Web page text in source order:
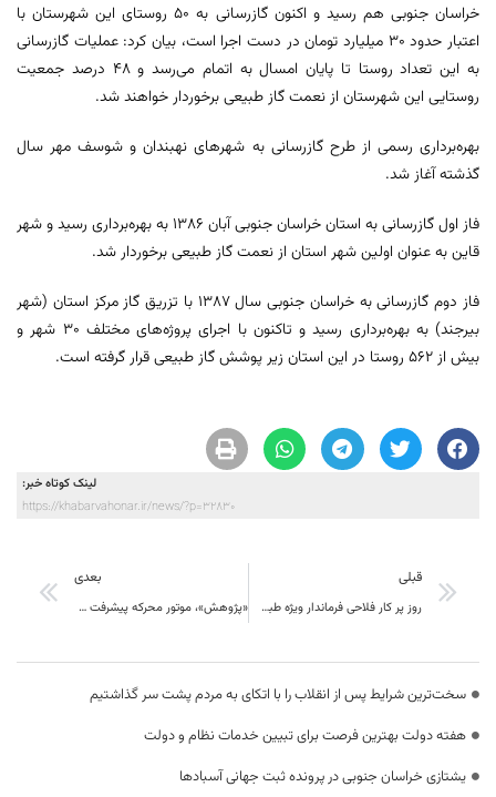
خراسان جنوبی هم رسید و اکنون گازرسانی به ۵۰ روستای این شهرستان با
اعتبار حدود ۳۰ میلیارد تومان در دست اجرا است، بیان کرد: عملیات گازرسانی
به این تعداد روستا تا پایان امسال به اتمام می‌رسد و ۴۸ درصد جمعیت
روستایی این شهرستان از نعمت گاز طبیعی برخوردار خواهند شد.
بهره‌برداری رسمی از طرح گازرسانی به شهرهای نهبندان و شوسف مهر سال
گذشته آغاز شد.
فاز اول گازرسانی به استان خراسان جنوبی آبان ۱۳۸۶ به بهره‌برداری رسید و شهر
قاین به عنوان اولین شهر استان از نعمت گاز طبیعی برخوردار شد.
فاز دوم گازرسانی به خراسان جنوبی سال ۱۳۸۷ با تزریق گاز مرکز استان (شهر
بیرجند) به بهره‌برداری رسید و تاکنون با اجرای پروژه‌های مختلف ۳۰ شهر و
بیش از ۵۶۲ روستا در این استان زیر پوشش گاز طبیعی قرار گرفته است.
لینک کوتاه خبر:
https://khabarvahonar.ir/news/?p=32830
قبلی
روز پر کار فلاحی فرماندار ویژه طبس در شهر و بخش دیهوک به روایت تصویر
بعدی
«پژوهش»، موتور محرکه پیشرفت و توسعه هر کشور محسوب می‌شود
سخت‌ترین شرایط پس از انقلاب را با اتکای به مردم پشت سر گذاشتیم
هفته دولت بهترین فرصت برای تبیین خدمات نظام و دولت
یشتازی خراسان جنوبی در پرونده ثبت جهانی آسبادها